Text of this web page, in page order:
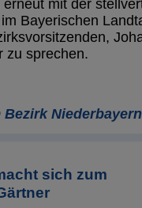
mit der
Bayerischen
zu sprechen.
Bezirk Niederbayern
sich zum